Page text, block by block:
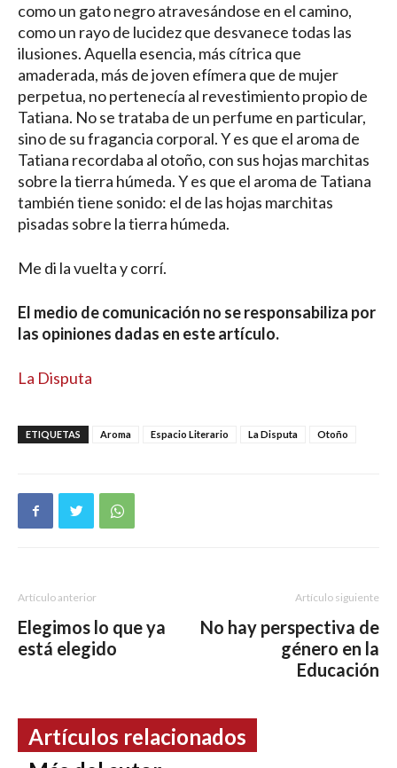
como un gato negro atravesándose en el camino,
como un rayo de lucidez que desvanece todas las
ilusiones. Aquella esencia, más cítrica que
amaderada, más de joven efímera que de mujer
perpetua, no pertenecía al revestimiento propio de
Tatiana. No se trataba de un perfume en particular,
sino de su fragancia corporal. Y es que el aroma de
Tatiana recordaba al otoño, con sus hojas marchitas
sobre la tierra húmeda. Y es que el aroma de Tatiana
también tiene sonido: el de las hojas marchitas
pisadas sobre la tierra húmeda.
Me di la vuelta y corrí.
El medio de comunicación no se responsabiliza por
las opiniones dadas en este artículo.
La Disputa
ETIQUETAS Aroma Espacio Literario La Disputa Otoño
Artículo anterior
Elegimos lo que ya
está elegido
Artículo siguiente
No hay perspectiva de
género en la
Educación
Artículos relacionados